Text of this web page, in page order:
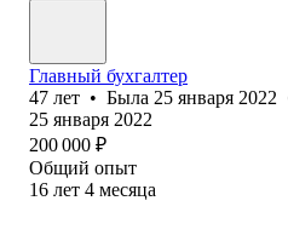
Главный бухгалтер
47 лет • Была 25 января 2022
25 января 2022
200 000 ₽
Общий опыт
16 лет 4 месяца